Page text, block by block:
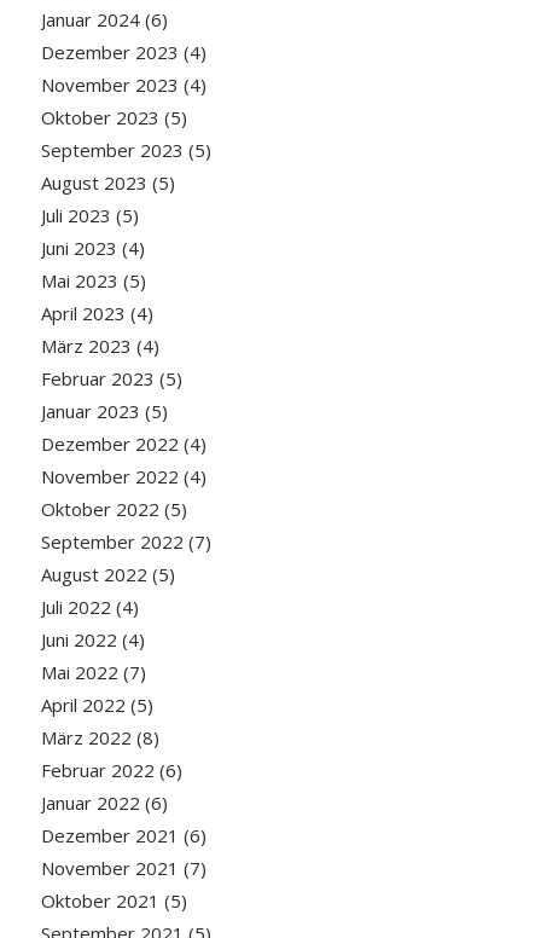
Januar 2024(6)
Dezember 2023 (4)
November 2023 (4)
Oktober 2023 (5)
September 2023 (5)
August 2023 (5)
Juli 2023 (5)
Juni 2023 (4)
Mai 2023 (5)
April 2023 (4)
März 2023 (4)
Februar 2023 (5)
Januar 2023 (5)
Dezember 2022 (4)
November 2022 (4)
Oktober 2022 (5)
September 2022 (7)
August 2022 (5)
Juli 2022 (4)
Juni 2022 (4)
Mai 2022 (7)
April 2022 (5)
März 2022 (8)
Februar 2022 (6)
Januar 2022 (6)
Dezember 2021 (6)
November 2021 (7)
Oktober 2021 (5)
September 2021 (5)